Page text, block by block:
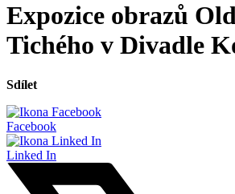
Expozice obrazů
Tichého v Divadle
Sdílet
Facebook
Linked In